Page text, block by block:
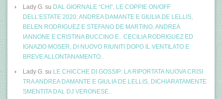
Lady G. su DAL GIORNALE “CHI”, LE COPPIE ON/OFF
DELL’ESTATE 2020: ANDREA DAMANTE E GIULIA DE LELLIS,
BELEN RODRIGUEZ E STEFANO DE MARTINO, ANDREA
IANNONE E CRISTINA BUCCINO E.. CECILIA RODRIGUEZ ED
IGNAZIO MOSER, DI NUOVO RIUNITI DOPO IL VENTILATO E
BREVE ALLONTANAMENTO..
Lady G. su LE CHICCHE DI GOSSIP: LA RIPORTATA NUOVA CRISI
TRA ANDREA DAMANTE E GIULIA DE LELLIS, DICHIARATAMENTE
SMENTITA DAL DJ VERONESE..